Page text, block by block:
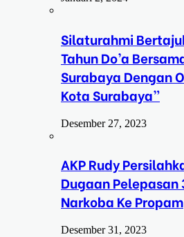
Silaturahmi
Tahun Do’a
Surabaya Dengan
Kota Surabaya”
Desember 27, 2023
AKP Rudy
Dugaan Pelepasan
Narkoba Ke Propam
Desember 31, 2023